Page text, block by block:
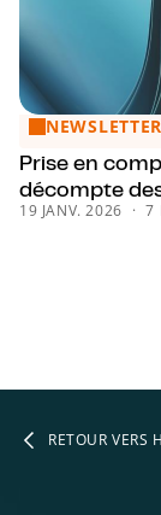
Prise en
Prise en
décompte
19 JANV. 2026 7
RETOUR VERS